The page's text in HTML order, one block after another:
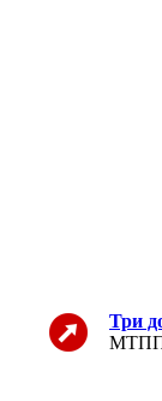
Три